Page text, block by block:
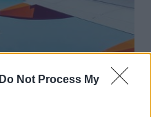
Do Not Process My